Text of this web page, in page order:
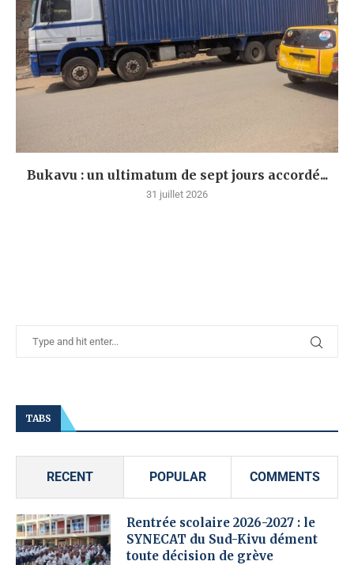
Bukavu : un ultimatum de sept jours accordé...
31 juillet 2026
TABS
RECENT POPULAR COMMENTS
Rentrée scolaire 2026-2027 : le
SYNECAT du Sud-Kivu dément
toute décision de grève